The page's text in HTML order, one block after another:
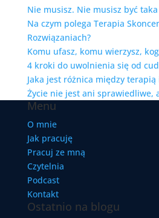
Nie musisz. Nie musisz być
Na czym polega Terapia
Rozwiązaniach?
Komu ufasz, komu wierzysz,
4 kroki do uwolnienia się od
Jaka jest różnica między
Życie nie jest ani sprawiedliwe,
Menu
O mnie
Jak pracuję
Pracuj ze mną
Czytelnia
Podcast
Kontakt
Ostatnio na blogu